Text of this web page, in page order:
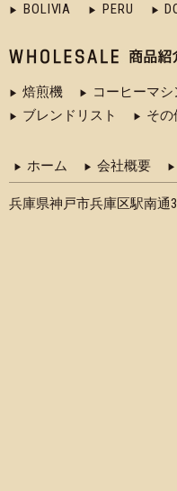
BOLIVIA
PERU
焙煎機 コーヒーマシ
ブレンドリスト
その
ホーム 会社概要
兵庫県神戸市兵庫区駅南通